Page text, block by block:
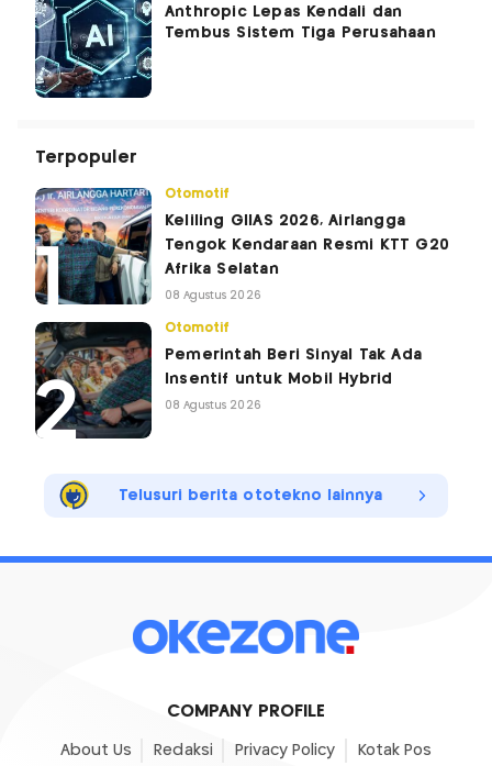
Anthropic Lepas Kendali dan
Tembus Sistem Tiga Perusahaan
Terpopuler
Otomotif
Keliling GIIAS 2026, Airlangga
Tengok Kendaraan Resmi KTT G20
Afrika Selatan
08 Agustus 2026
Otomotif
Pemerintah Beri Sinyal Tak Ada
Insentif untuk Mobil Hybrid
08 Agustus 2026
Telusuri berita ototekno lainnya